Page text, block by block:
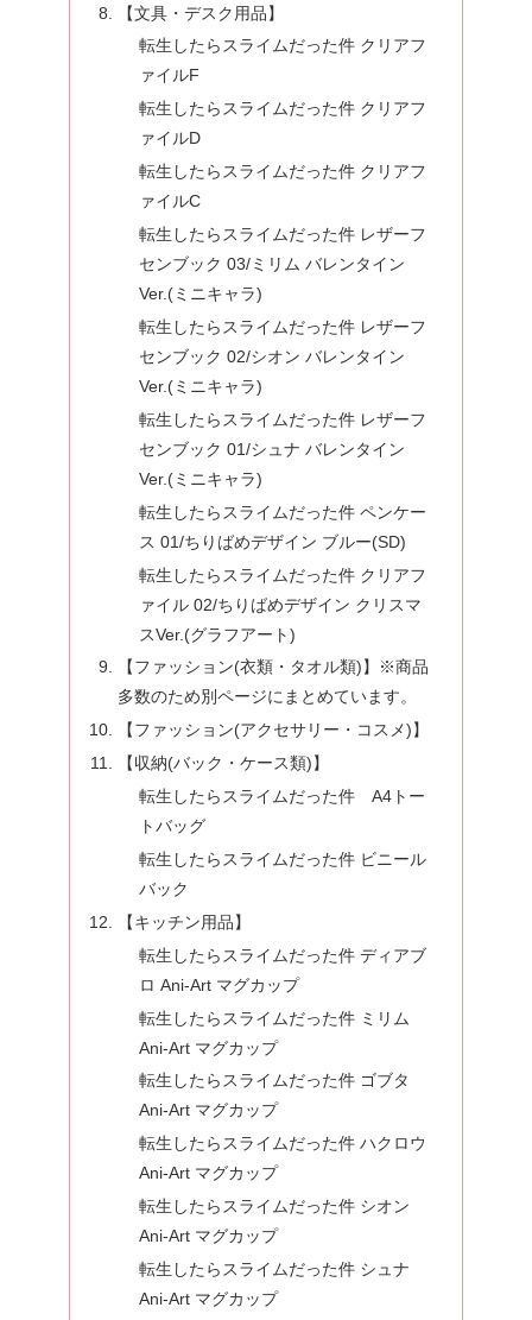
【文具・デスク用品】
転生したらスライムだった件 クリアフ
ァイルF
転生したらスライムだった件 クリアフ
ァイルD
転生したらスライムだった件 クリアフ
ァイルC
転生したらスライムだった件 レザーフ
センブック 03/ミリム バレンタイン
Ver.(ミニキャラ)
転生したらスライムだった件 レザーフ
センブック 02/シオン バレンタイン
Ver.(ミニキャラ)
転生したらスライムだった件 レザーフ
センブック 01/シュナ バレンタイン
Ver.(ミニキャラ)
転生したらスライムだった件 ペンケー
ス 01/ちりばめデザイン ブルー(SD)
転生したらスライムだった件 クリアフ
ァイル 02/ちりばめデザイン クリスマ
スVer.(グラフアート)
【ファッション(衣類・タオル類)】※商品
多数のため別ページにまとめています。
【ファッション(アクセサリー・コスメ)】
【収納(バック・ケース類)】
転生したらスライムだった件 A4トー
トバッグ
転生したらスライムだった件 ビニール
バック
【キッチン用品】
転生したらスライムだった件 ディアブ
ロ Ani-Art マグカップ
転生したらスライムだった件 ミリム
Ani-Art マグカップ
転生したらスライムだった件 ゴブタ
Ani-Art マグカップ
転生したらスライムだった件 ハクロウ
Ani-Art マグカップ
転生したらスライムだった件 シオン
Ani-Art マグカップ
転生したらスライムだった件 シュナ
Ani-Art マグカップ